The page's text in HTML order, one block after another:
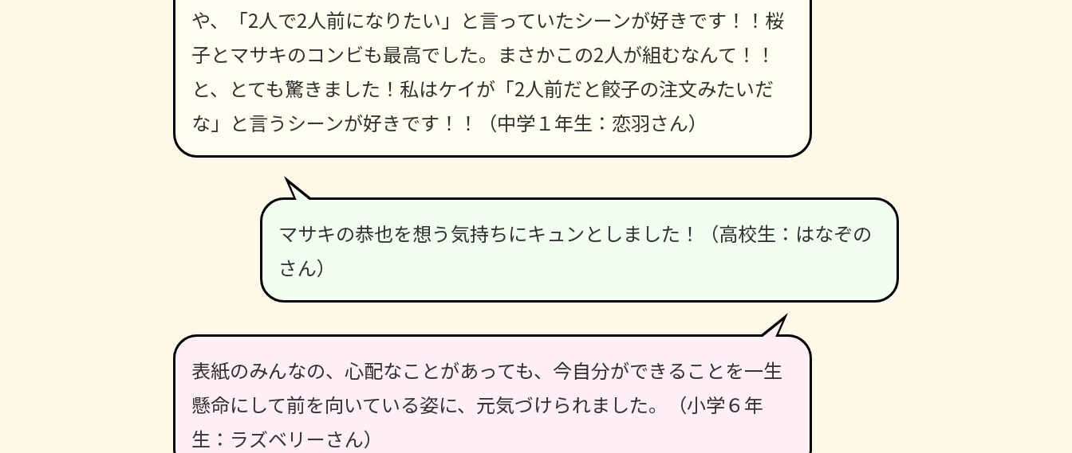
や、「2人で2人前になりたい」と言っていたシーンが好きです！！桜
子とマサキのコンビも最高でした。まさかこの2人が組むなんて！！
と、とても驚きました！私はケイが「2人前だと餃子の注文みたいだ
な」と言うシーンが好きです！！（中学１年生：恋羽さん）
マサキの恭也を想う気持ちにキュンとしました！（高校生：はなぞの
さん）
表紙のみんなの、心配なことがあっても、今自分ができることを一生
懸命にして前を向いている姿に、元気づけられました。（小学６年
生：ラズベリーさん）